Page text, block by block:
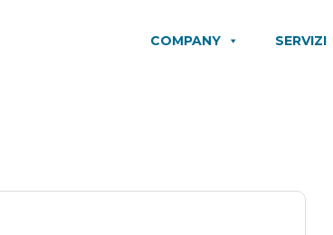
COMPANY SERVIZI